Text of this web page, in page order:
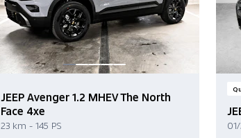
JEEP Avenger 1.2 MHEV The North
Face 4xe
23 km - 145 PS